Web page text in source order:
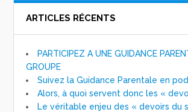
ARTICLES RÉCENTS
PARTICIPEZ A UNE GUIDANCE
GROUPE
Suivez la Guidance Parentale en
Alors, à quoi servent donc les «
Le véritable enjeu des « devoirs du